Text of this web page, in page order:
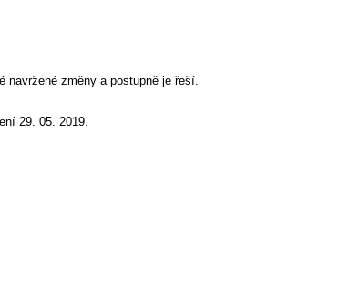
změny a postupně je řeší.
29. 05. 2019.